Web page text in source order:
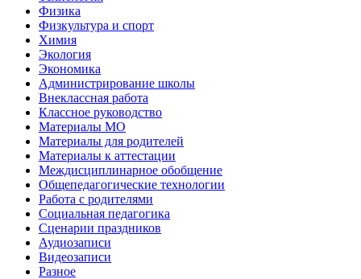
Физика
Физкультура и спорт
Химия
Экология
Экономика
Администрирование школы
Внеклассная работа
Классное руководство
Материалы МО
Материалы для родителей
Материалы к аттестации
Междисциплинарное обобщение
Общепедагогические технологии
Работа с родителями
Социальная педагогика
Сценарии праздников
Аудиозаписи
Видеозаписи
Разное